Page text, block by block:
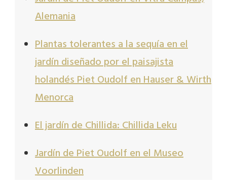
Alemania
Plantas tolerantes a la sequía en el
jardín diseñado por el paisajista
holandés Piet Oudolf en Hauser & Wirth
Menorca
El jardín de Chillida: Chillida Leku
Jardín de Piet Oudolf en el Museo
Voorlinden